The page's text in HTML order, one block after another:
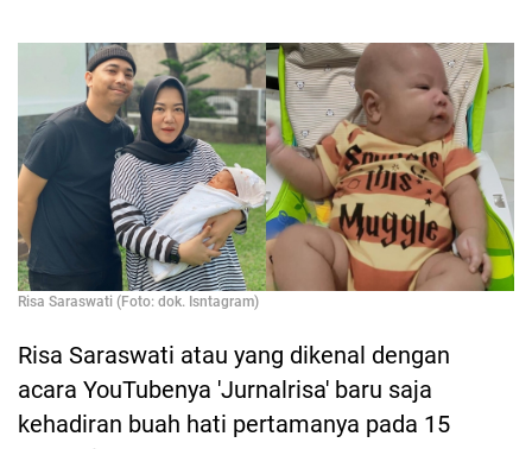
Risa Saraswati (Foto: dok. Isntagram)
Risa Saraswati atau yang dikenal dengan
acara YouTubenya 'Jurnalrisa' baru saja
kehadiran buah hati pertamanya pada 15